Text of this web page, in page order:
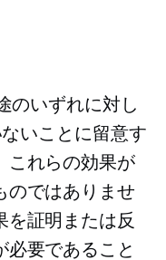
のいずれに対し
いことに留意す
これらの効果が
のではありませ
を証明または反
必要であること